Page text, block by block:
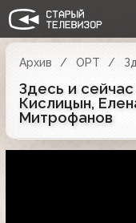
Архив ОРТ
Здесь и
Кислицын,
Митрофанов